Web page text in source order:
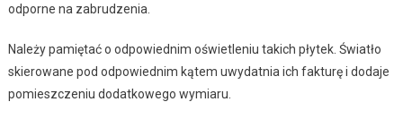
odporne na zabrudzenia.
Należy pamiętać o odpowiednim oświetleniu takich płytek. Światło
skierowane pod odpowiednim kątem uwydatnia ich fakturę i dodaje
pomieszczeniu dodatkowego wymiaru.